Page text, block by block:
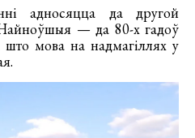
адносяцца да другой
— да 80-х гадоў
мова на надмагіллях у